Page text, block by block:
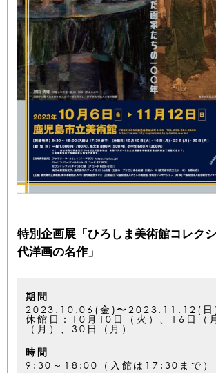
特別企画展「ひろしま美術館コレク
代洋画の名作」
期間
2023.10.06(金)〜2023.11.12(日
休館日：10月10日（火）、16日（
（月）、30日（月）
時間
9:30～18:00（入館は17:30まで）